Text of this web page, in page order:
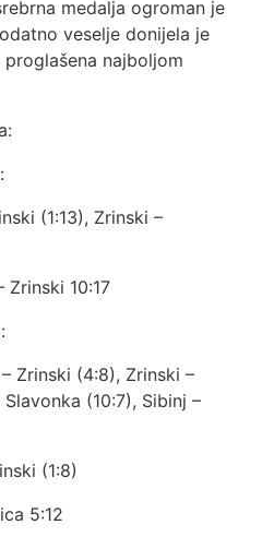
medalja ogroman je
veselje donijela je
najboljom
(1:13), Zrinski –
Zrinski 10:17
Zrinski (4:8), Zrinski –
(10:7), Sibinj –
(1:8)
5:12